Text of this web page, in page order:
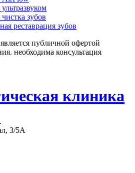
зубов
реставрация зубов
публичной офертой
необходима консультация
клиника
3/5А